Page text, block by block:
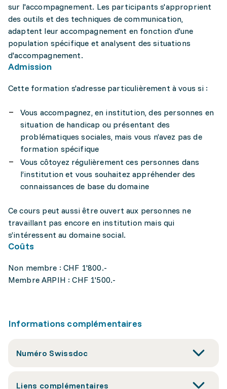
sur l'accompagnement. Les participants s'approprient
des outils et des techniques de communication,
adaptent leur accompagnement en fonction d'une
population spécifique et analysent des situations
d'accompagnement.
Admission
Cette formation s'adresse particulièrement à vous si :
Vous accompagnez, en institution, des personnes en
situation de handicap ou présentant des
problématiques sociales, mais vous n’avez pas de
formation spécifique
Vous côtoyez régulièrement ces personnes dans
l’institution et vous souhaitez appréhender des
connaissances de base du domaine
Ce cours peut aussi être ouvert aux personnes ne
travaillant pas encore en institution mais qui
s’intéressent au domaine social.
Coûts
Non membre : CHF 1'800.-
Membre ARPIH : CHF 1'500.-
Informations complémentaires
Numéro Swissdoc
Liens complémentaires